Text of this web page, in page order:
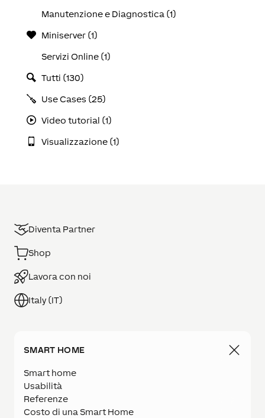
Manutenzione e Diagnostica (1)
Miniserver (1)
Servizi Online (1)
Tutti (130)
Use Cases (25)
Video tutorial (1)
Visualizzazione (1)
Diventa Partner
Shop
Lavora con noi
Italy (IT)
SMART HOME
Smart home
Usabilità
Referenze
Costo di una Smart Home